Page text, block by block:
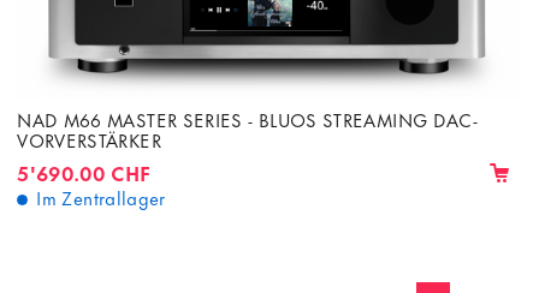
NAD M66 MASTER SERIES - BLUOS STREAMING DAC-
VORVERSTÄRKER
5'690.00 CHF
Im Zentrallager